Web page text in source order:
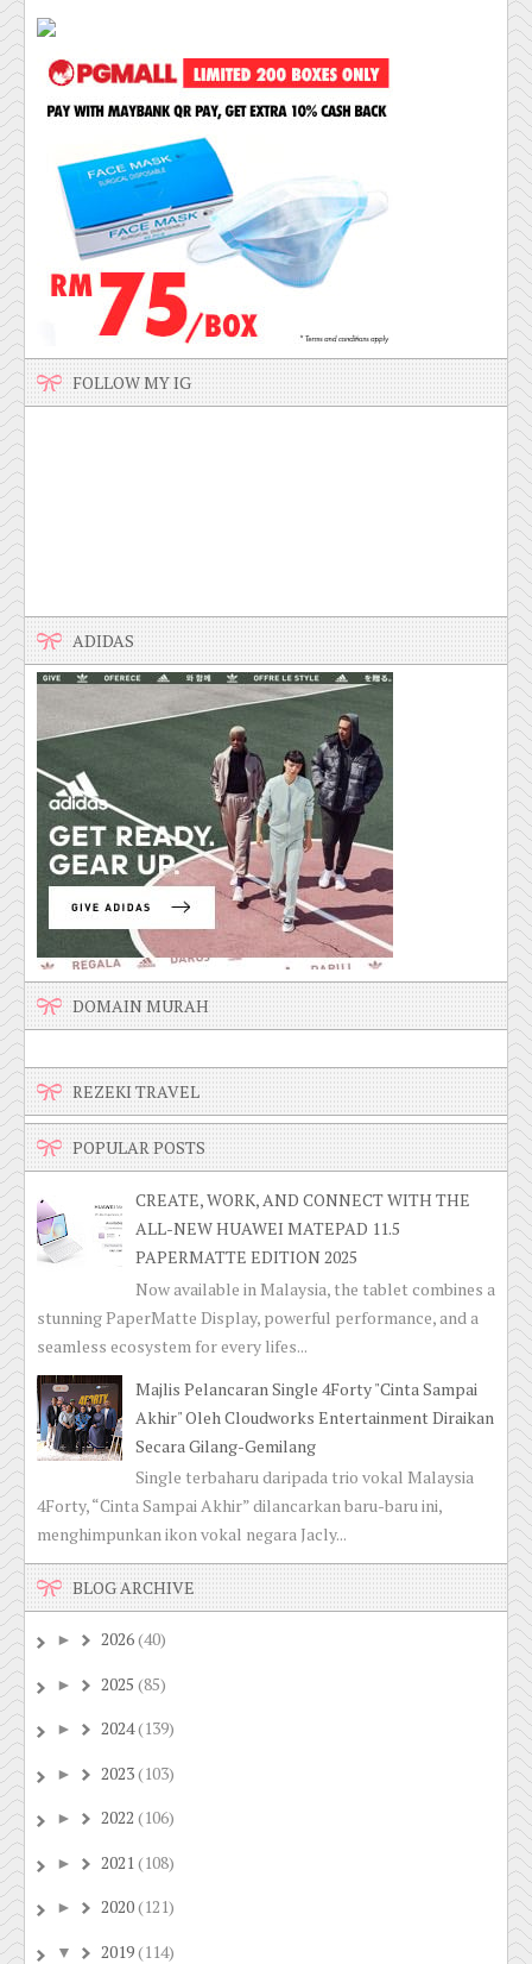
FOLLOW MY IG
ADIDAS
DOMAIN MURAH
REZEKI TRAVEL
POPULAR POSTS
CREATE, WORK, AND CONNECT WITH THE
ALL-NEW HUAWEI MATEPAD 11.5
PAPERMATTE EDITION 2025
Now available in Malaysia, the tablet combines a
stunning PaperMatte Display, powerful performance, and a
seamless ecosystem for every lifes...
Majlis Pelancaran Single 4Forty "Cinta Sampai
Akhir" Oleh Cloudworks Entertainment Diraikan
Secara Gilang-Gemilang
Single terbaharu daripada trio vokal Malaysia
4Forty, “Cinta Sampai Akhir” dilancarkan baru-baru ini,
menghimpunkan ikon vokal negara Jacly...
BLOG ARCHIVE
► 2026(40)
► 2025 (85)
► 2024(139)
► 2023(103)
► 2022 (106)
► 2021(108)
► 2020(121)
▼ 2019(114)